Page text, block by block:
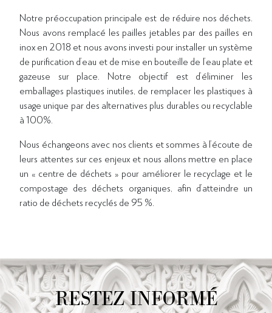
Notre préoccupation principale est de réduire nos déchets.
Nous avons remplacé les pailles jetables par des pailles en
inox en 2018 et nous avons investi pour installer un système
de purification d’eau et de mise en bouteille de l’eau plate et
gazeuse sur place. Notre objectif est d’éliminer les
emballages plastiques inutiles, de remplacer les plastiques à
usage unique par des alternatives plus durables ou recyclable
à 100%.
Nous échangeons avec nos clients et sommes à l’écoute de
leurs attentes sur ces enjeux et nous allons mettre en place
un « centre de déchets » pour améliorer le recyclage et le
compostage des déchets organiques, afin d’atteindre un
ratio de déchets recyclés de 95 %.
RESTEZ INFORMÉ